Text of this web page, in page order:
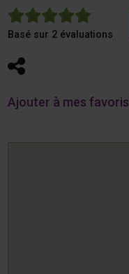
5
Basé sur 2 évaluations
Partager
Ajouter à mes favoris